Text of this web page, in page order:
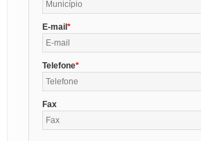
E-mail
Telefone
Fax